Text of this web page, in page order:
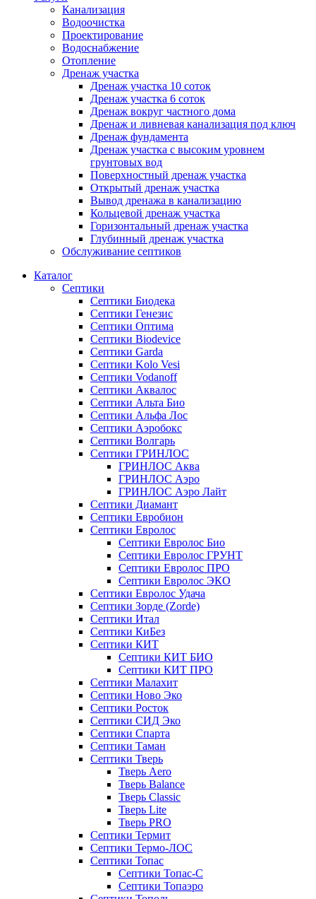
Канализация
Водоочистка
Проектирование
Водоснабжение
Отопление
Дренаж участка
Дренаж участка 10 соток
Дренаж участка 6 соток
Дренаж вокруг частного дома
Дренаж и ливневая канализация под ключ
Дренаж фундамента
Дренаж участка с высоким уровнем
грунтовых вод
Поверхностный дренаж участка
Открытый дренаж участка
Вывод дренажа в канализацию
Кольцевой дренаж участка
Горизонтальный дренаж участка
Глубинный дренаж участка
Обслуживание септиков
Каталог
Септики
Септики Биодека
Септики Генезис
Септики Оптима
Септики Biodevice
Септики Garda
Септики Kolo Vesi
Септики Vodanoff
Септики Аквалос
Септики Альта Био
Септики Альфа Лос
Септики Аэробокс
Септики Волгарь
Септики ГРИНЛОС
ГРИНЛОС Аква
ГРИНЛОС Аэро
ГРИНЛОС Аэро Лайт
Септики Диамант
Септики Евробион
Септики Евролос
Септики Евролос Био
Септики Евролос ГРУНТ
Септики Евролос ПРО
Септики Евролос ЭКО
Септики Евролос Удача
Септики Зорде (Zorde)
Септики Итал
Септики КиБез
Септики КИТ
Септики КИТ БИО
Септики КИТ ПРО
Септики Малахит
Септики Ново Эко
Септики Росток
Септики СИД Эко
Септики Спарта
Септики Таман
Септики Тверь
Тверь Aero
Тверь Balance
Тверь Classic
Тверь Lite
Тверь PRO
Септики Термит
Септики Термо-ЛОС
Септики Топас
Септики Топас-С
Септики Топаэро